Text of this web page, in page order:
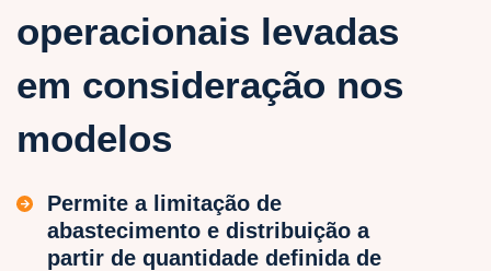
operacionais levadas
em consideração nos
modelos
Permite a limitação de
abastecimento e distribuição a
partir de quantidade definida de